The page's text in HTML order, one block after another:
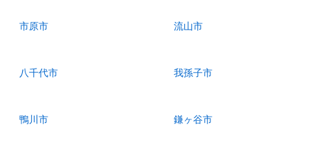
市原市 流山市
八千代市 我孫子市
鴨川市 鎌ヶ谷市